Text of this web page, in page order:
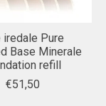
iredale Pure
Base Minerale
refill
€51,50